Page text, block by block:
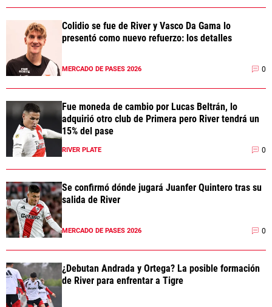
Colidio se fue de River y Vasco Da Gama lo
presentó como nuevo refuerzo: los detalles
MERCADO DE PASES 2026 0
Fue moneda de cambio por Lucas Beltrán, lo
adquirió otro club de Primera pero River tendrá un
15% del pase
RIVER PLATE 0
Se confirmó dónde jugará Juanfer Quintero tras su
salida de River
MERCADO DE PASES 2026 0
¿Debutan Andrada y Ortega? La posible formación
de River para enfrentar a Tigre